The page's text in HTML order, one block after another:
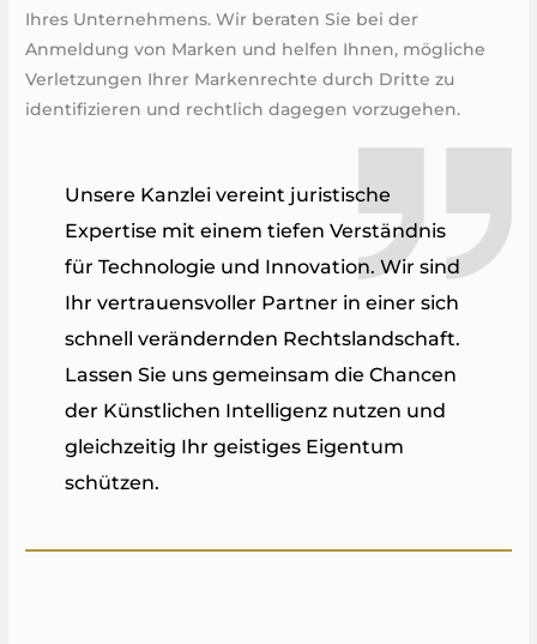
Ihres Unternehmens. Wir beraten Sie bei der
Anmeldung von Marken und helfen Ihnen, mögliche
Verletzungen Ihrer Markenrechte durch Dritte zu
identifizieren und rechtlich dagegen vorzugehen.
Unsere Kanzlei vereint juristische
Expertise mit einem tiefen Verständnis
für Technologie und Innovation. Wir sind
Ihr vertrauensvoller Partner in einer sich
schnell verändernden Rechtslandschaft.
Lassen Sie uns gemeinsam die Chancen
der Künstlichen Intelligenz nutzen und
gleichzeitig Ihr geistiges Eigentum
schützen.